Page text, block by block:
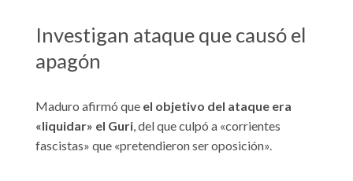
Investigan ataque que causó el
apagón
Maduro afirmó que el objetivo del ataque era
«liquidar» el Guri, del que culpó a «corrientes
fascistas» que «pretendieron ser oposición».